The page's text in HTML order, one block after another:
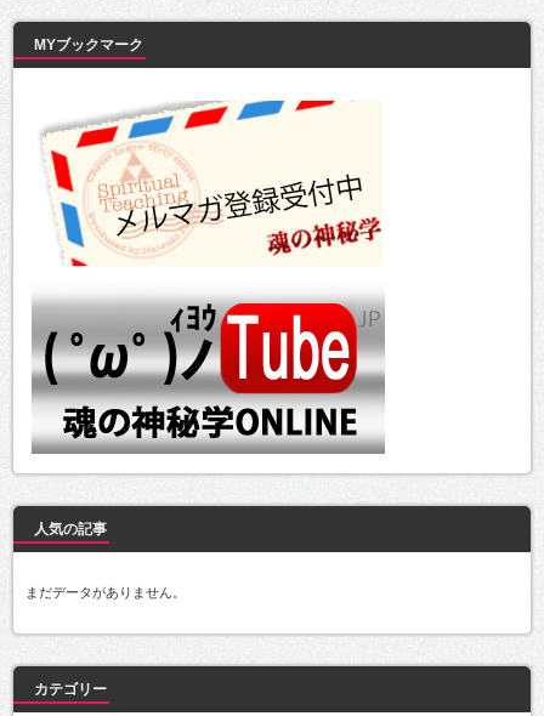
MYブックマーク
人気の記事
まだデータがありません。
カテゴリー